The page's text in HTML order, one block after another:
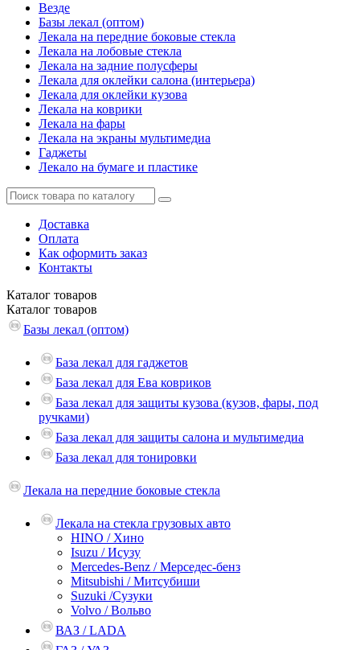
Везде
Базы лекал (оптом)
Лекала на передние боковые стекла
Лекала на лобовые стекла
Лекала на задние полусферы
Лекала для оклейки салона (интерьера)
Лекала для оклейки кузова
Лекала на коврики
Лекала на фары
Лекала на экраны мультимедиа
Гаджеты
Лекало на бумаге и пластике
Доставка
Оплата
Как оформить заказ
Контакты
Каталог товаров
Каталог товаров
Базы лекал (оптом)
База лекал для гаджетов
База лекал для Ева ковриков
База лекал для защиты кузова (кузов, фары, под
ручками)
База лекал для защиты салона и мультимедиа
База лекал для тонировки
Лекала на передние боковые стекла
Лекала на стекла грузовых авто
HINO / Хино
Isuzu / Исузу
Mercedes-Benz / Мерседес-бенз
Mitsubishi / Митсубиши
Suzuki /Сузуки
Volvo / Вольво
ВАЗ / LADA